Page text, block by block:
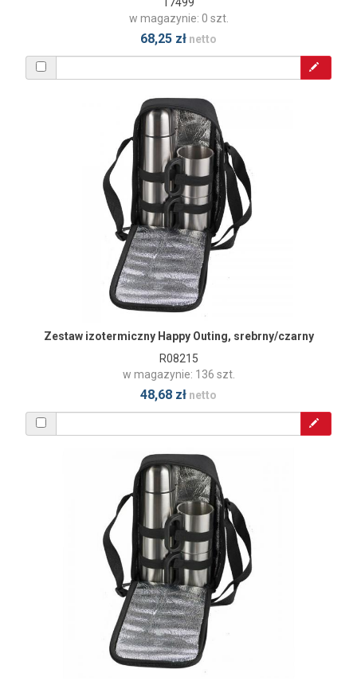
17499
w magazynie: 0 szt.
68,25 zł netto
Zestaw izotermiczny Happy Outing, srebrny/czarny
R08215
w magazynie: 136 szt.
48,68 zł netto